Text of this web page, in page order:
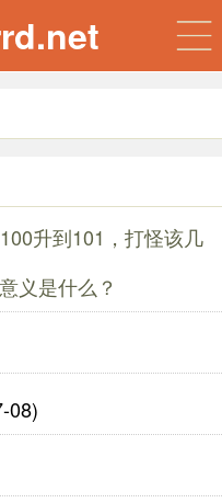
升到101，打怪该几
义是什么？
08)